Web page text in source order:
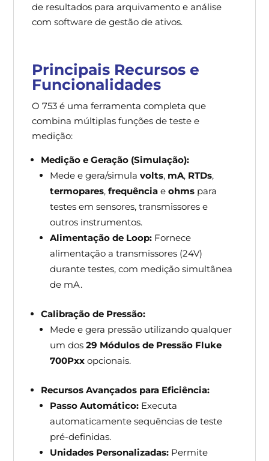
de resultados para arquivamento e análise
com software de gestão de ativos.
Principais Recursos e
Funcionalidades
O 753 é uma ferramenta completa que
combina múltiplas funções de teste e
medição:
Medição e Geração (Simulação):
Mede e gera/simulavolts, mA, RTDs,
termopares,frequência eohms para
testes em sensores, transmissores e
outros instrumentos.
Alimentação de Loop: Fornece
alimentação a transmissores (24V)
durante testes, com medição simultânea
de mA.
Calibração de Pressão:
Mede e gera pressão utilizando qualquer
um dos29 Módulos de Pressão Fluke
700Pxx opcionais.
Recursos Avançados para Eficiência:
Passo Automático: Executa
automaticamente sequências de teste
pré-definidas.
Unidades Personalizadas: Permite